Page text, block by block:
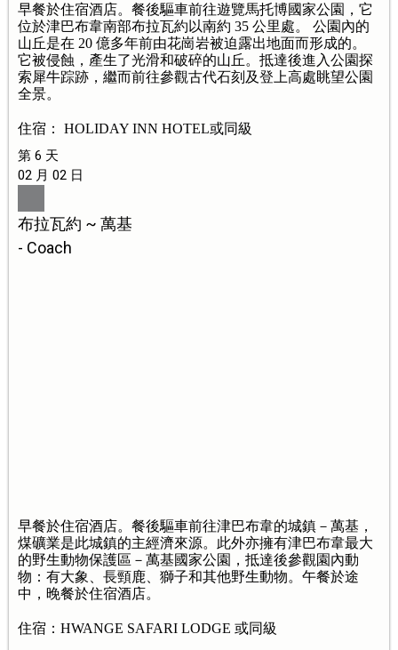
早餐於住宿酒店。餐後驅車前往遊覽馬托博國家公園，它
位於津巴布韋南部布拉瓦約以南約 35 公里處。 公園內的
山丘是在 20 億多年前由花崗岩被迫露出地面而形成的。
它被侵蝕，產生了光滑和破碎的山丘。抵達後進入公園探
索犀牛踪跡，繼而前往參觀古代石刻及登上高處眺望公園
全景。
住宿： HOLIDAY INN HOTEL或同級
第 6 天
02 月 02 日
布拉瓦約 ~ 萬基
- Coach
早餐於住宿酒店。餐後驅車前往津巴布韋的城鎮－萬基，
煤礦業是此城鎮的主經濟來源。此外亦擁有津巴布韋最大
的野生動物保護區－萬基國家公園，抵達後參觀園內動
物：有大象、長頸鹿、獅子和其他野生動物。午餐於途
中，晚餐於住宿酒店。
住宿：HWANGE SAFARI LODGE 或同級